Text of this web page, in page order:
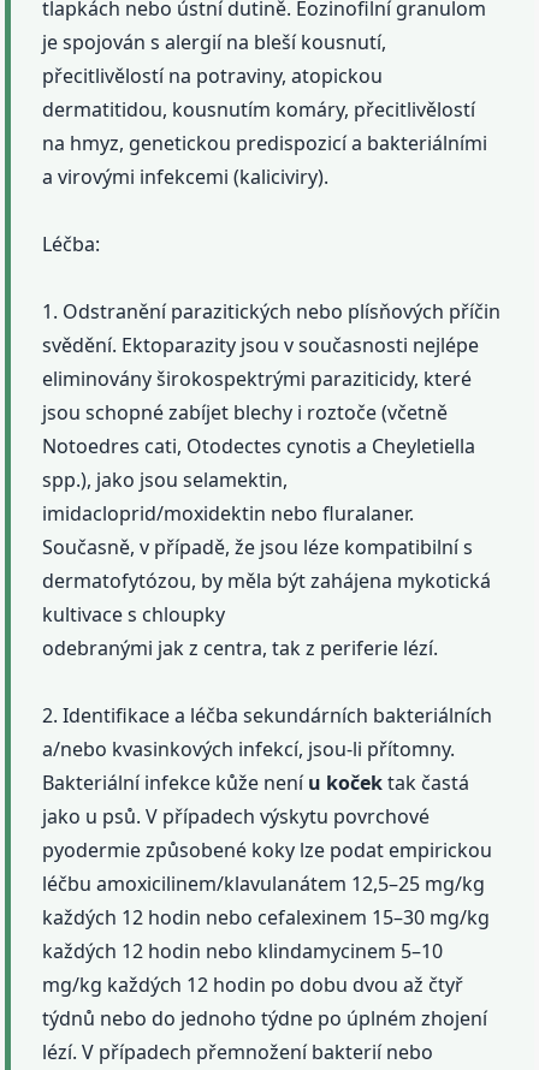
tlapkách nebo ústní dutině. Eozinofilní granulom
je spojován s alergií na bleší kousnutí,
přecitlivělostí na potraviny, atopickou
dermatitidou, kousnutím komáry, přecitlivělostí
na hmyz, genetickou predispozicí a bakteriálními
a virovými infekcemi (kaliciviry).
Léčba:
1. Odstranění parazitických nebo plísňových příčin
svědění. Ektoparazity jsou v současnosti nejlépe
eliminovány širokospektrými paraziticidy, které
jsou schopné zabíjet blechy i roztoče (včetně
Notoedres cati, Otodectes cynotis a Cheyletiella
spp.), jako jsou selamektin,
imidacloprid/moxidektin nebo fluralaner.
Současně, v případě, že jsou léze kompatibilní s
dermatofytózou, by měla být zahájena mykotická
kultivace s chloupky
odebranými jak z centra, tak z periferie lézí.
2. Identifikace a léčba sekundárních bakteriálních
a/nebo kvasinkových infekcí, jsou-li přítomny.
Bakteriální infekce kůže neníu kočektak častá
jako u psů. V případech výskytu povrchové
pyodermie způsobené koky lze podat empirickou
léčbu amoxicilinem/klavulanátem 12,5–25 mg/kg
každých 12 hodin nebo cefalexinem 15–30 mg/kg
každých 12 hodin nebo klindamycinem 5–10
mg/kg každých 12 hodin po dobu dvou až čtyř
týdnů nebo do jednoho týdne po úplném zhojení
lézí. V případech přemnožení bakterií nebo